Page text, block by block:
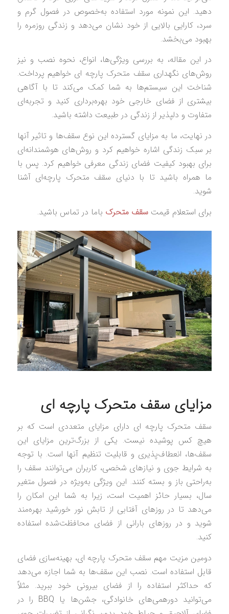
دهید. این نمونه مورد استفاده به‌خصوص در فصول گرم و
سرد، کارایی بالایی از خود نشان می‌دهد و زندگی روزمره را
بهبود می‌بخشد.
در این مقاله، به بررسی ویژگی‌ها، انواع، نحوه نصب و نیز
روش‌های نگهداری سقف متحرک پارچه‌ ای خواهیم پرداخت.
شناخت این سیستم‌ها به شما کمک می‌کند تا با آگاهی
بیشتری از فضای خارجی خود بهره‌برداری کنید و تجربه‌ای
متفاوت و دلپذیر از زندگی در طبیعت داشته باشید.
در نهایت، ما به مزایای گسترده این نوع سقف‌ها و تاثیر آنها
بر سبک زندگی اشاره خواهیم کرد و روش‌های هوشمندانه‌ای
برای بهبود کیفیت فضای زندگی معرفی خواهیم کرد. پس با
ما همراه باشید تا با دنیای سقف متحرک پارچه‌ای آشنا
شوید.
برای استعلام قیمت سقف متحرک باما در تماس باشید.
مزایای سقف متحرک پارچه‌ ای
سقف متحرک پارچه‌ ای دارای مزایای متعددی است که بر
هیچ کس پوشیده نیست. یکی از بزرگ‌ترین مزایای این
سقف‌ها، انعطاف‌پذیری و قابلیت تنظیم آنها است. با توجه
به شرایط جوی و نیازهای شخصی، کاربران می‌توانند سقف را
به‌راحتی باز و بسته کنند. این ویژگی به‌ویژه در فصول متغیر
سال، بسیار حائز اهمیت است، زیرا به شما این امکان را
می‌دهد تا در روزهای آفتابی از تابش نور خورشید بهره‌مند
شوید و در روزهای بارانی از فضای محافظت‌شده استفاده
کنید.
دومین مزیت مهم سقف متحرک پارچه‌ ای، بهینه‌سازی فضای
قابل استفاده است. نصب این سقف‌ها به شما اجازه می‌دهد
که حداکثر استفاده را از فضای بیرونی خود ببرید. مثلاً
می‌توانید دورهمی‌های خانوادگی، جشن‌ها یا BBQ را در